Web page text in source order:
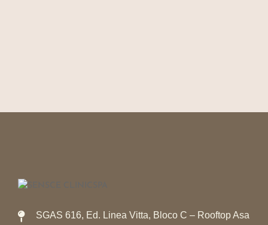
SGAS 616, Ed. Linea Vitta, Bloco C – Rooftop Asa